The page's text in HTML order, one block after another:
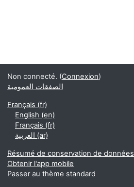
Non connecté. (Connexion)
الصفقات العمومية
Français ‎(fr)‎
English ‎(en)‎
Français ‎(fr)‎
العربية ‎(ar)‎
Résumé de conservation de données
Obtenir l'app mobile
Passer au thème standard